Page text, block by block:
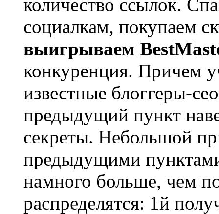
количество ссылок.
социалкам, покупаем
выигрываем
конкуренция. Причем
известные блоггеры-
предыдущий пункт
секреты. Небольшой
предыдущими
намного больше, чем
распределятся: 1й